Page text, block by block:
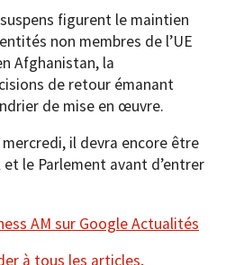
figurent le maintien
non membres de l’UE
Afghanistan, la
de retour émanant
de mise en œuvre.
il devra encore être
le Parlement avant d’entrer
AM sur Google Actualités
à tous les articles,